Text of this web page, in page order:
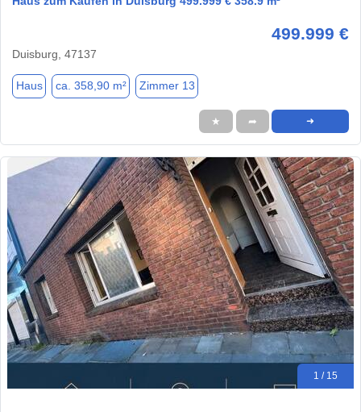
499.999 €
Duisburg, 47137
Haus ca. 358,90 m² Zimmer 13
★ ➦ ➜
1 / 15